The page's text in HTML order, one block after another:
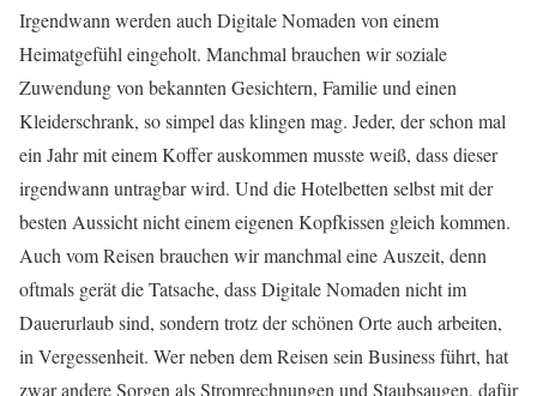
Irgendwann werden auch Digitale Nomaden von einem
Heimatgefühl eingeholt. Manchmal brauchen wir soziale
Zuwendung von bekannten Gesichtern, Familie und einen
Kleiderschrank, so simpel das klingen mag. Jeder, der schon mal
ein Jahr mit einem Koffer auskommen musste weiß, dass dieser
irgendwann untragbar wird. Und die Hotelbetten selbst mit der
besten Aussicht nicht einem eigenen Kopfkissen gleich kommen.
Auch vom Reisen brauchen wir manchmal eine Auszeit, denn
oftmals gerät die Tatsache, dass Digitale Nomaden nicht im
Dauerurlaub sind, sondern trotz der schönen Orte auch arbeiten,
in Vergessenheit. Wer neben dem Reisen sein Business führt, hat
zwar andere Sorgen als Stromrechnungen und Staubsaugen, dafür